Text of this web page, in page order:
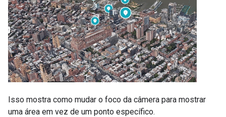
Isso mostra como mudar o foco da câmera para mostrar
uma área em vez de um ponto específico.